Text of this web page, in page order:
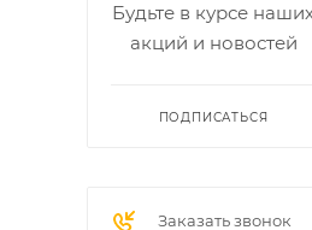
Будьте в курсе
акций и новостей
ПОДПИСАТЬСЯ
Заказать звонок